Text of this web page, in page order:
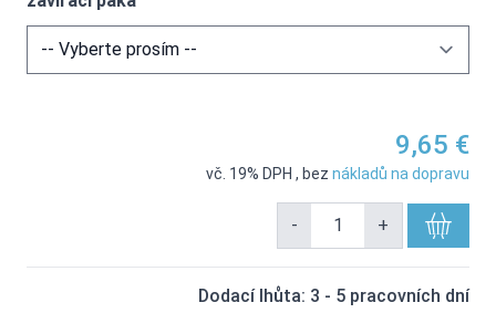
9,65 €
vč. 19% DPH , bez nákladů na dopravu
- +
Dodací lhůta: 3 - 5 pracovních dní